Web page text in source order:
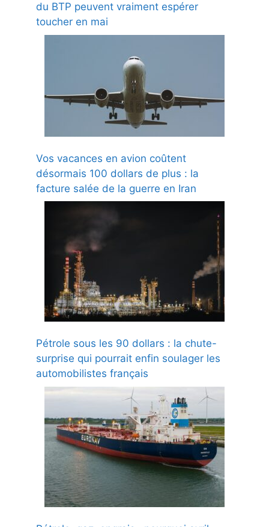
du BTP peuvent vraiment espérer
toucher en mai
Vos vacances en avion coûtent
désormais 100 dollars de plus : la
facture salée de la guerre en Iran
Pétrole sous les 90 dollars : la chute-
surprise qui pourrait enfin soulager les
automobilistes français